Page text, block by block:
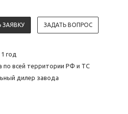
ЗАЯВКУ ЗАДАТЬ ВОПРОС
год
по всей территории РФ и ТС
дилер завода